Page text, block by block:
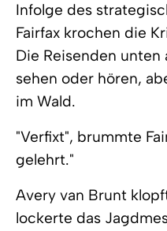
Infolge des
Fairfax krochen die
Die Reisenden
sehen oder hören,
im Wald.
"Verfixt", brummte
gelehrt."
Avery van Brunt
lockerte das